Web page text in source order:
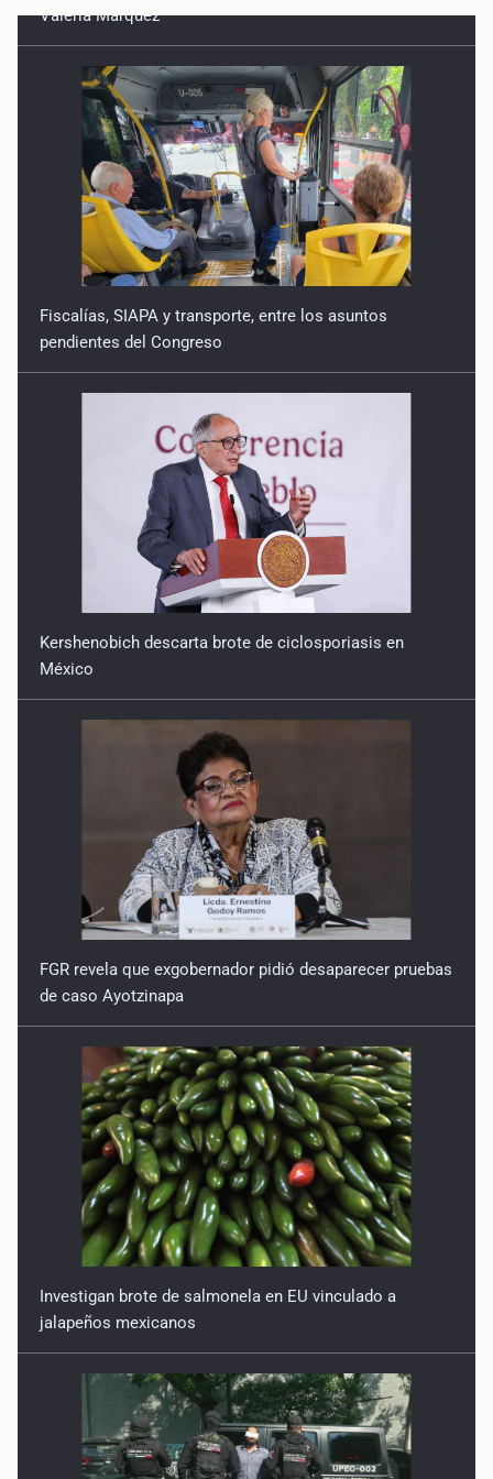
No hay problema de salud
11 de Julio de 2026
Detienen en Tlajomulco a hombre con dos armas de fuego
y más de 50 cartuchos
10 de Julio de 2026
Instalan mesa de seguridad para conductores de ERT
9 de Julio de 2026
Que tiradero
10 de Julio de 2026
9 de Julio de 2026
Reactivarán contraflujo en López Mateos Sur a partir del
9 de Julio de 2026
Y no se enoje con el FBI
Lo que quedó del mundial
8 de Julio de 2026
Hombre es investigado por ser autor intelectual del
feminicidio de su madre
7 de Julio de 2026
7 de Julio de 2026
Fiscalías, SIAPA y transporte, entre los asuntos
pendientes del Congreso
Kershenobich descarta brote de ciclosporiasis en
México
FGR revela que exgobernador pidió desaparecer pruebas
de caso Ayotzinapa
Investigan brote de salmonela en EU vinculado a
jalapeños mexicanos